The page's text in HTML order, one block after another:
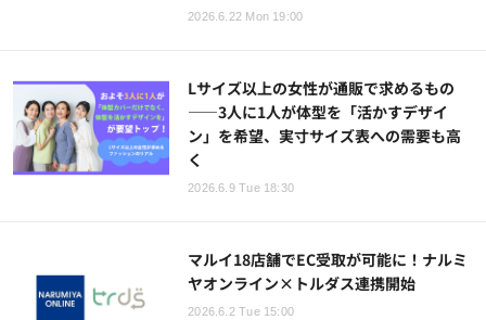
2026.6.22 Mon 19:00
Lサイズ以上の女性が通販で求めるもの
——3人に1人が体型を「活かすデザイ
ン」を希望、実寸サイズ表への需要も高
く
2026.6.9 Tue 18:30
マルイ18店舗でEC受取が可能に！ナルミ
ヤオンライン×トルダス連携開始
2026.6.2 Tue 15:00